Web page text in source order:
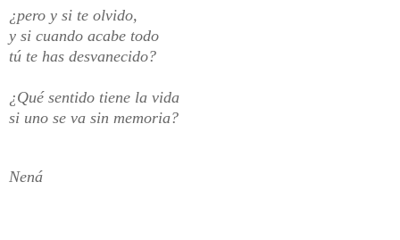
¿pero y si te olvido,
y si cuando acabe todo
tú te has desvanecido?
¿Qué sentido tiene la vida
si uno se va sin memoria?
Nená